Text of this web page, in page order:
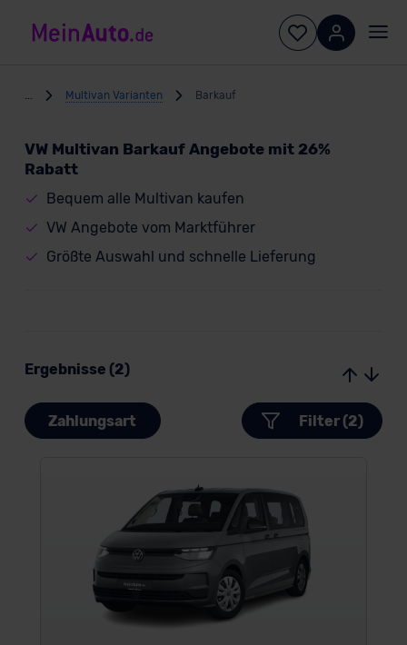
Multivan Varianten Barkauf
VW Multivan Barkauf Angebote mit 26%
Rabatt
Bequem alle Multivan kaufen
VW Angebote vom Marktführer
Größte Auswahl und schnelle Lieferung
Ergebnisse (2)
Zahlungsart Filter (2)